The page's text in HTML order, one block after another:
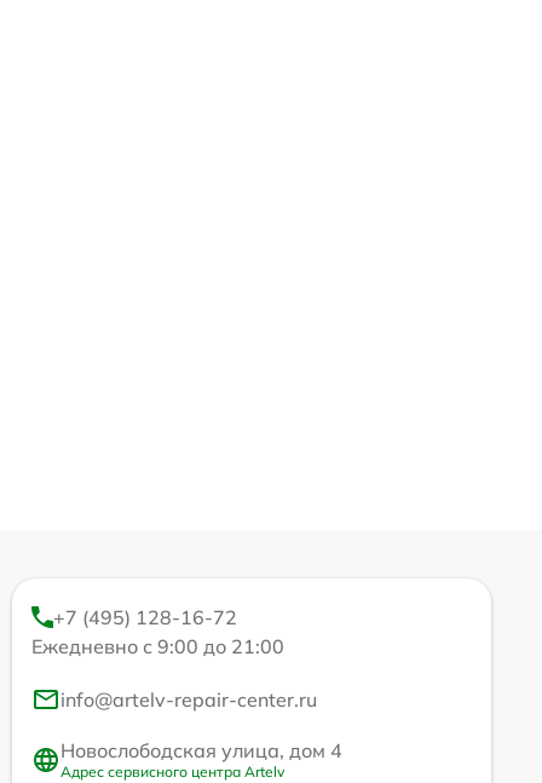
+7 (495) 128-16-72
Ежедневно с 9:00 до 21:00
info@artelv-repair-center.ru
Новослободская улица, дом 4
Адрес сервисного центра Artelv